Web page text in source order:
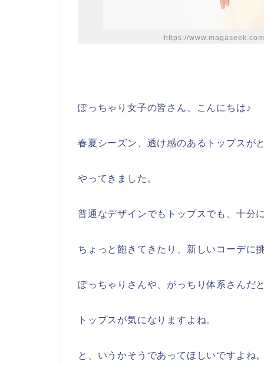
https://
ぽっちゃり女子の皆さん、こんにちは♪
春夏シーズン、透け感のあるトップスが
やってきました。
普通なデザインでもトップスでも、十分
ちょっと飽きてきたり、新しいコーデに
ぽっちゃりさんや、がっちり体系さんだ
トップスが気になりますよね。
と、いうかそうであってほしいですよね